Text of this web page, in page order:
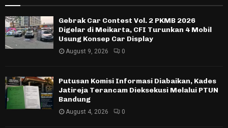
Gebrak Car Contest Vol. 2 PKMB 2026
Digelar di Meikarta, CFI Turunkan 4 Mobil
Usung Konsep Car Display
August 9, 2026 0
Putusan Komisi Informasi Diabaikan, Kades
Jatireja Terancam Dieksekusi Melalui PTUN
Bandung
August 4, 2026 0